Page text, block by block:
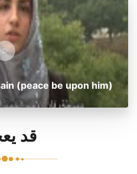
(peace be upon him)
قد